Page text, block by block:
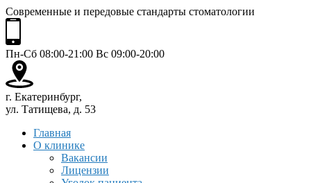
Современные и передовые стандарты стоматологии
Пн-Сб 08:00-21:00 Вс 09:00-20:00
г. Екатеринбург,
ул. Татищева, д. 53
Главная
О клинике
Вакансии
Лицензии